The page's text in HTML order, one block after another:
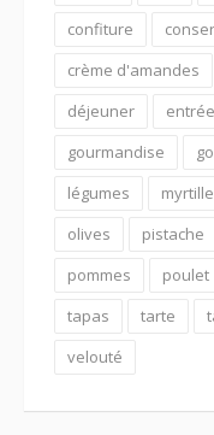
confiture
crème d'amandes
déjeuner
entrée
gourmandise
légumes
olives
pistache
pommes
poulet
tapas
tarte
velouté